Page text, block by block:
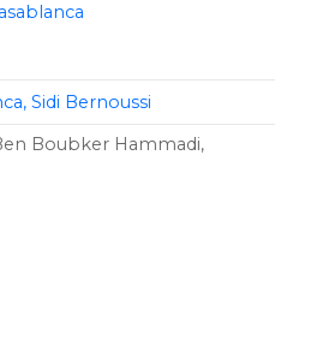
Sidi Bernoussi
Boubker Hammadi,